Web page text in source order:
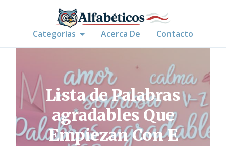
Categorías Acerca De Contacto
Lista de Palabras
agradables Que
Empiezan Con E